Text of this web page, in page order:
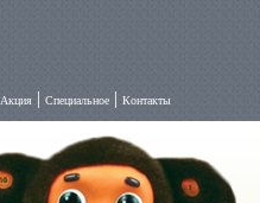
Акция | Специальное | Контакты